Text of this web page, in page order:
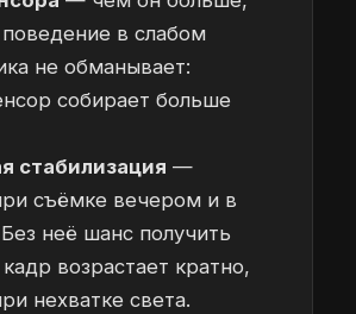
в слабом
не обманывает:
собирает больше
стабилизация —
съёмке вечером и в
неё шанс получить
возрастает кратно,
нехватке света.